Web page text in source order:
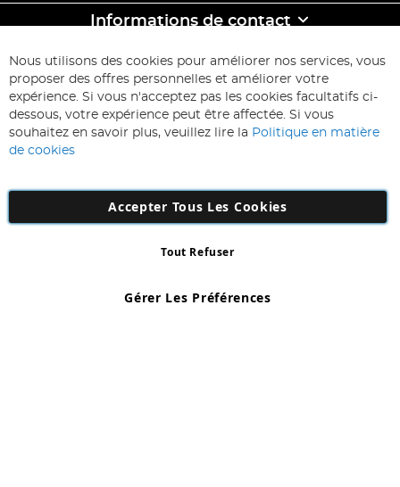
Informations de contact
ABONNEZ-VOUS & ECONOMISEZ
Inscription
à
d’information
:
Inscription
Number: 863029607
Nous utilisons des cookies pour améliorer nos services, vous
proposer des offres personnelles et améliorer votre
expérience. Si vous n'acceptez pas les cookies facultatifs ci-
dessous, votre expérience peut être affectée. Si vous
souhaitez en savoir plus, veuillez lire la Politique en matière
de cookies
Accepter Tous Les Cookies
Gérer Les Préférences
Tout Refuser